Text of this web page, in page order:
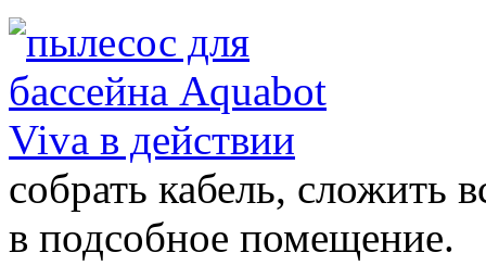
собрать кабель, сложить
в подсобное помещение.